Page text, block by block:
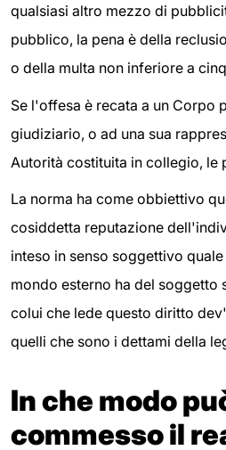
qualsiasi altro mezzo di
pubblico, la pena è della
o della multa non inferiore a
Se l'offesa è recata a un Corpo
giudiziario, o ad una sua
Autorità costituita in collegio, le
La norma ha come obbiettivo
cosiddetta reputazione
inteso in senso soggettivo
mondo esterno ha del soggetto
colui che lede questo diritto
quelli che sono i dettami della
In che modo
commesso il